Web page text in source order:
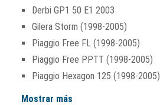
Derbi GP1 50 E1 2003
Gilera Storm (1998-2005)
Piaggio Free FL (1998-2005)
Piaggio Free PPTT (1998-2005)
Piaggio Hexagon 125 (1998-2005)
Mostrar más